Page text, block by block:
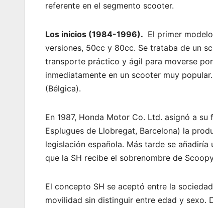
referente en el segmento scooter.
Los inicios (1984-1996). El primer
versiones, 50cc y 80cc. Se trataba de un
transporte práctico y ágil para moverse
inmediatamente en un scooter muy
(Bélgica).
En 1987, Honda Motor Co. Ltd. asignó a
Esplugues de Llobregat, Barcelona) la
legislación española. Más tarde se
que la SH recibe el sobrenombre de
El concepto SH se aceptó entre la
movilidad sin distinguir entre edad y